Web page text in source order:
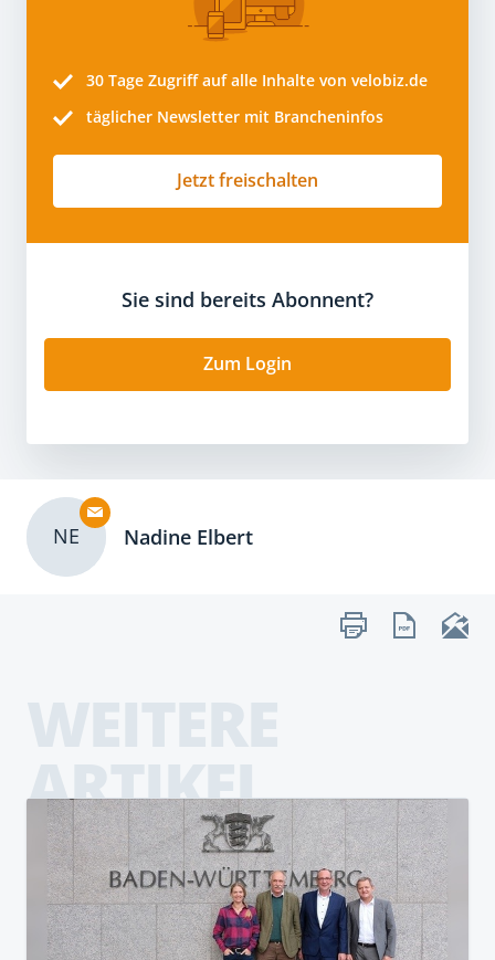
30 Tage Zugriff auf alle Inhalte von velobiz.de
täglicher Newsletter mit Brancheninfos
Jetzt freischalten
Sie sind bereits Abonnent?
Zum Login
NE Nadine Elbert
ARTIKEL